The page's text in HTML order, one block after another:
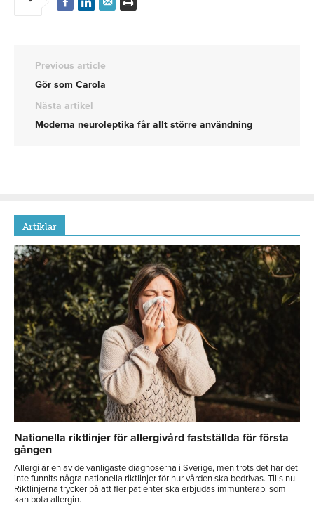
Previous article
Gör som Carola
Nästa artikel
Moderna neuroleptika får allt större användning
Artiklar
Nationella riktlinjer för allergivård fastställda för första
gången
Allergi är en av de vanligaste diagnoserna i Sverige, men trots det har det
inte funnits några nationella riktlinjer för hur vården ska bedrivas. Tills nu.
Riktlinjerna trycker på att fler patienter ska erbjudas immunterapi som
kan bota allergin.